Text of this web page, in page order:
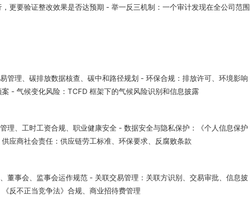
更要验证整改效果是否达预期 - 举一反三机制：一个审计发现在全公司范围
管理、碳排放数据核查、碳中和路径规划 - 环保合规：排放许可、环境影响
- 气候变化风险：TCFD 框架下的气候风险识别和信息披露
理、工时工资合规、职业健康安全 - 数据安全与隐私保护：《个人信息保护
应商社会责任：供应链劳工标准、环保要求、反腐败条款
董事会、监事会运作规范 - 关联交易管理：关联方识别、交易审批、信息披
反不正当竞争法》合规、商业招待费管理